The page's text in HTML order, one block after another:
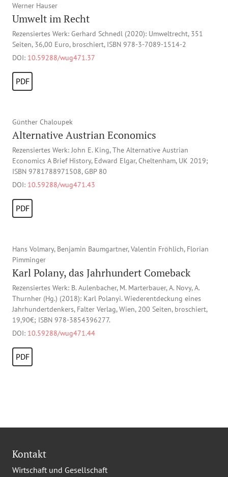
Werner Hauser
Umwelt im Recht
Rezensiertes Werk: Gerhard Schnedl (2020): Umweltrecht, 351
Seiten, 36,00 Euro, broschiert, ISBN 978-3-7089-1514-2
DOI: 10.59288/wug471.37
PDF
Günther Chaloupek
Alternative Austrian Economics
Rezensiertes Werk: John E. King, The Alternative Austrian
Economics A Brief History, Edward Elgar, Cheltenham, UK 2019;
ISBN 9781788971508, GBP 80
DOI: 10.59288/wug471.43
PDF
Hans Volmary, Benjamin Baumgartner, Valentin Fröhlich, Florian
Pimminger
Karl Polany, das Jahrhundert Comeback
Rezensiertes Werk: B. Aulenbacher, M. Marterbauer, A. Novy, A.
Thurnher (Hg.) (2018): Karl Polanyi. Wiederentdeckung eines
Jahrhundertdenkers, Falter Verlag, Wien, 200 Seiten, broschiert,
19,90€; ISBN 978-3854396277.
DOI: 10.59288/wug471.44
PDF
Kontakt
Wirtschaft und Gesellschaft